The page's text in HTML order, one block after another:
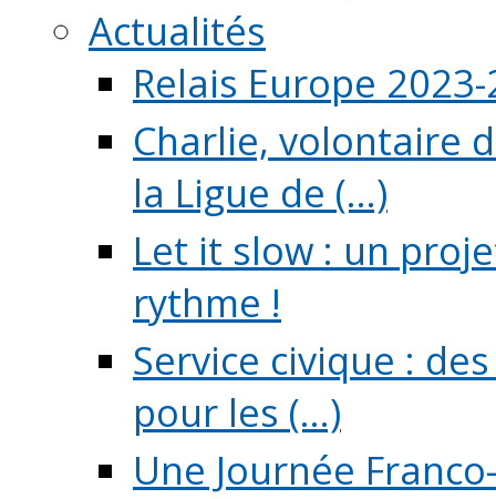
Actualités
Relais Europe
Charlie, volontaire
la Ligue de (...)
Let it slow : un
rythme !
Service civique :
pour les (...)
Une Journée